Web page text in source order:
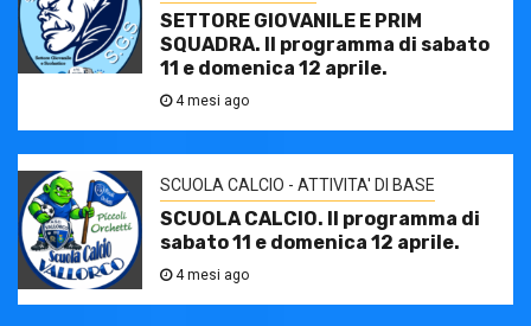
SETTORE GIOVANILE E PRIM
SQUADRA. Il programma di sabato
11 e domenica 12 aprile.
4 mesi ago
SCUOLA CALCIO - ATTIVITA' DI BASE
SCUOLA CALCIO. Il programma di
sabato 11 e domenica 12 aprile.
4 mesi ago